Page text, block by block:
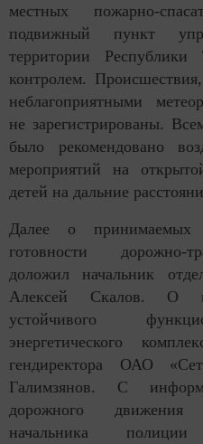
местных пожарно-
подвижный пункт
территории Республики
контролем.
неблагоприятными
не зарегистрированы.
было рекомендовано
мероприятий на
детей на дальние
Далее о принимаемых
готовности дорожно-
доложил начальник
Алексей Скалов. О
устойчивого
энергетического
гендиректора ОАО
Галимзянов. С
дорожного движения
начальника